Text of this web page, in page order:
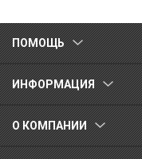
ПОМОЩЬ
ИНФОРМАЦИЯ
О КОМПАНИИ